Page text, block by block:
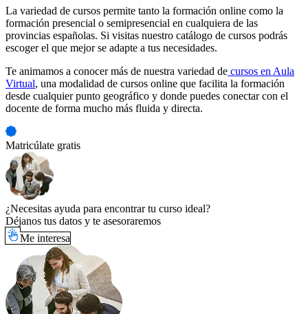
La variedad de cursos permite tanto la formación online como la
formación presencial o semipresencial en cualquiera de las
provincias españolas. Si visitas nuestro catálogo de cursos podrás
escoger el que mejor se adapte a tus necesidades.
Te animamos a conocer más de nuestra variedad de cursos en Aula
Virtual, una modalidad de cursos online que facilita la formación
desde cualquier punto geográfico y donde puedes conectar con el
docente de forma mucho más fluida y directa.
Matricúlate gratis
¿Necesitas ayuda para encontrar tu curso ideal?
Déjanos tus datos y te asesoraremos
Me interesa